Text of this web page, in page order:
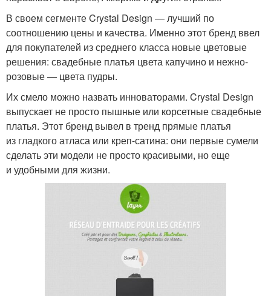
В своем сегменте Crystal Design — лучший по
соотношению цены и качества. Именно этот бренд ввел
для покупателей из среднего класса новые цветовые
решения: свадебные платья цвета капучино и нежно-
розовые — цвета пудры.
Их смело можно назвать инноваторами. Crystal Design
выпускает не просто пышные или корсетные свадебные
платья. Этот бренд вывел в тренд прямые платья
из гладкого атласа или креп-сатина: они первые сумели
сделать эти модели не просто красивыми, но еще
и удобными для жизни.